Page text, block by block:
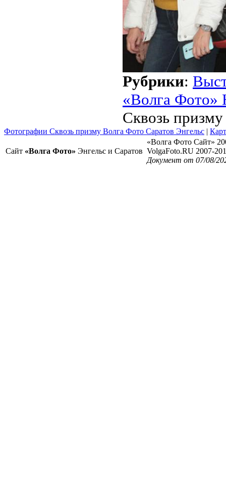
Рубрики:
«Волга Фото»
Сквозь
Фотографии Сквозь призму Волга Фото Саратов Энгельс |
Сайт «Волга Фото» Энгельс и Саратов
«Волга Фото Сайт»
VolgaFoto.RU 2007-
Документ от 07/08/